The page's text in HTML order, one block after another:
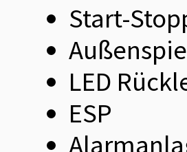
Start-
LED
ESP